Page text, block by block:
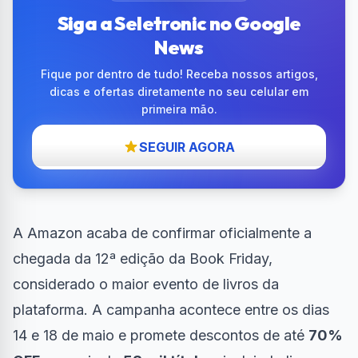
Siga a Seletronic no Google
News
Fique por dentro de tudo! Receba nossos artigos,
dicas e ofertas diretamente no seu celular em
primeira mão.
SEGUIR AGORA
A Amazon acaba de confirmar oficialmente a
chegada da 12ª edição da Book Friday,
considerado o maior evento de livros da
plataforma. A campanha acontece entre os dias
14 e 18 de maio e promete descontos de até 70%